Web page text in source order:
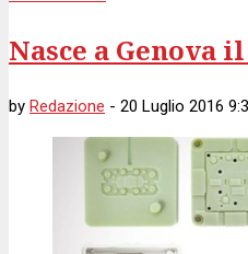
Nasce a Genova
by Redazione - 20 Luglio 2016